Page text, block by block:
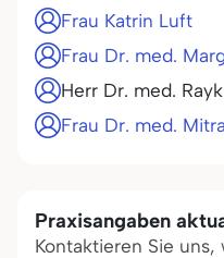
Frau Katrin Luft
Frau Dr. med.
Herr Dr. med.
Frau Dr. med.
Praxisangaben
Kontaktieren Sie